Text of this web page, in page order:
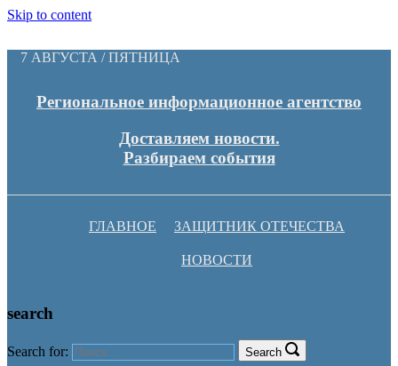
Skip to content
7 АВГУСТА / ПЯТНИЦА
Региональное информационное агентство
Доставляем новости.
Разбираем события
ГЛАВНОЕ ЗАЩИТНИК ОТЕЧЕСТВА
НОВОСТИ
search
Search for: Search